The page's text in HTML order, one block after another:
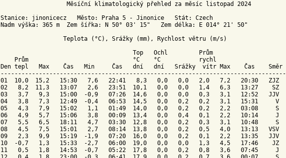
                   Měsíční klimatologický přehled za měsíc listopad 2024
Stanice: jinonicecz   Město: Praha 5 - Jinonice   Stát: Czech
Nadm výška: 365 m  Zem šířka: N 50° 03' 15"   Zem délka: E 014° 21' 50"
                  Teplota (°C), Srážky (mm), Rychlost větru (m/s)
Top
Ochl
        Prům
    Prům                              °C    °C
rychl
Den tepl   Max    Čas   Min     Čas   dní   dní   Srážky  vítr Max    Čas Směr
----------------------------------------------------------------------------------
01  10,0  15,2   15:30   7,6   22:41   8,3   0,0   0,0   2,0   7,2   20:30   ZJZ
02   8,2  11,3   13:07   2,6   23:51  10,1   0,0   0,0   1,4   6,3   13:27    SZ
03   3,7   9,3   15:00  -0,9   07:26  14,6   0,0   0,0   0,3   3,1   12:52   JJV
04   3,8   7,3   12:49  -0,4   06:53  14,5   0,0   0,2   0,2   3,1   15:31     V
05   4,3   7,9   15:02   1,1   01:49  14,0   0,0   0,2   0,2   2,2   03:08     S
06   4,9   5,7   15:06   3,8   00:09  13,4   0,0   0,4   0,1   2,2   10:14     J
07   5,5   6,5   18:11   4,7   03:30  12,8   0,0   0,2   0,3   3,1   10:48     S
08   4,5   7,5   15:01   2,7   08:14  13,8   0,0   0,2   0,5   4,0   13:13   VSV
09   2,3   9,9   15:19  -1,9   07:20  16,0   0,0   0,2   0,1   2,2   13:35   JJV
10  -0,7   1,3   15:33  -2,7   06:00  19,0   0,0   0,0   1,3   4,5   17:46    JZ
11   0,5   1,8   14:53  -0,7   05:22  17,8   0,0   0,2   0,8   3,6   07:45     J